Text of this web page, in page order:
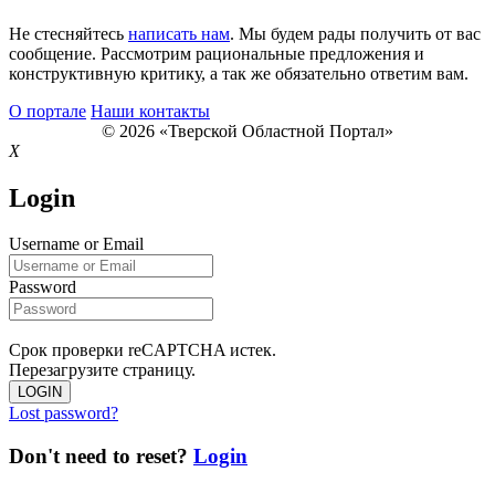
Не стесняйтесь написать нам. Мы будем рады получить от вас
сообщение. Рассмотрим рациональные предложения и
конструктивную критику, а так же обязательно ответим вам.
О портале Наши контакты
© 2026 «Тверской Областной Портал»
X
Login
Username or Email
Password
Срок проверки reCAPTCHA истек.
Перезагрузите страницу.
LOGIN
Lost password?
Don't need to reset? Login